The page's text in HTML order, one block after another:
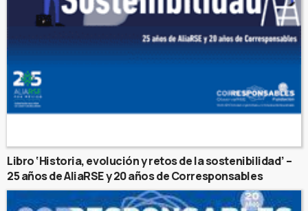
Libro ‘Historia, evolución y retos de la sostenibilidad’ –
25 años de AliaRSE y 20 años de Corresponsables